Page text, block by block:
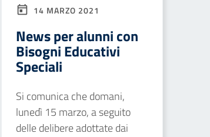
14 MARZO 2021
News per alunni con
Bisogni Educativi
Speciali
Si comunica che domani,
lunedì 15 marzo, a seguito
delle delibere adottate dai